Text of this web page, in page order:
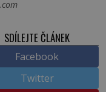
SDÍLEJTE ČLÁNEK
Facebook
Twitter